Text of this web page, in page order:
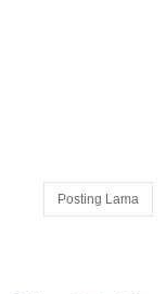
Posting Lama